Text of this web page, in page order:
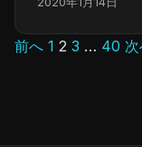
投
前へ 1 2 3 … 40